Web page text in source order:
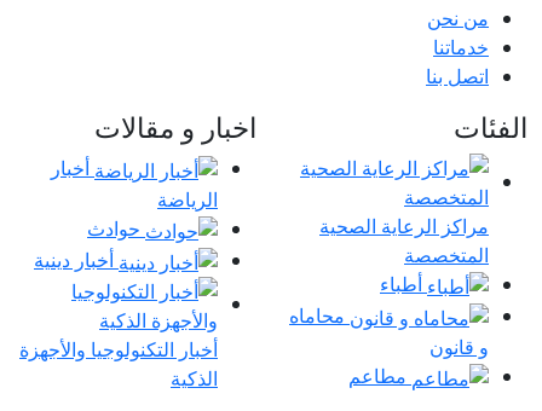
من نحن
خدماتنا
اتصل بنا
الفئات
مراكز الرعاية الصحية
المتخصصة
أطباء
محاماه
و قانون
مطاعم
اخبار و مقالات
أخبار
الرياضة
حوادث
أخبار دينية
أخبار التكنولوجيا والأجهزة
الذكية